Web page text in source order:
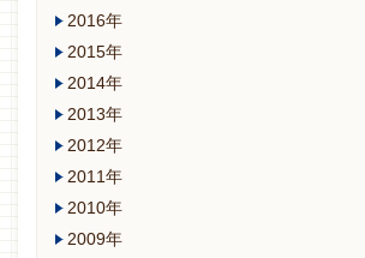
2016年
2015年
2014年
2013年
2012年
2011年
2010年
2009年